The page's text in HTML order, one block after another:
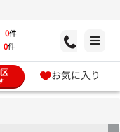
0件
0件
お気に入り